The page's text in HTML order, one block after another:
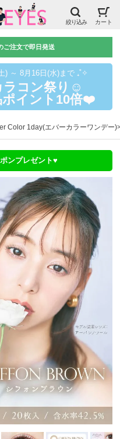
絞り込み カート
ご注文で即日発送
) ～ 8月16日(水)まで ₊˚✧
ラコン祭り☺️
イント10倍❤️
Color 1day(エバーカラーワンデー)
ンプレゼント♥